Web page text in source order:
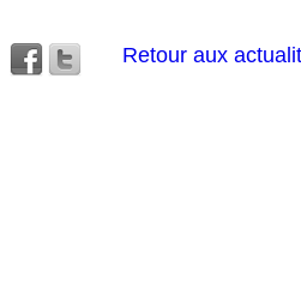
Retour aux